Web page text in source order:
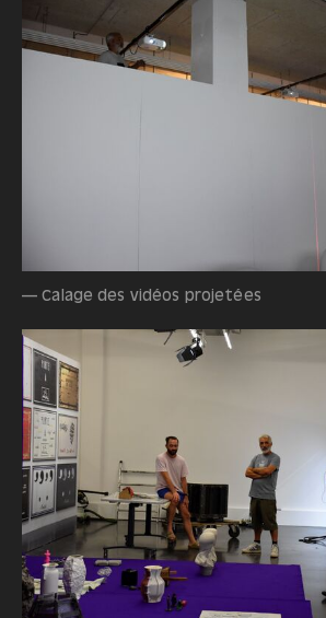
— Calage des vidéos projetées